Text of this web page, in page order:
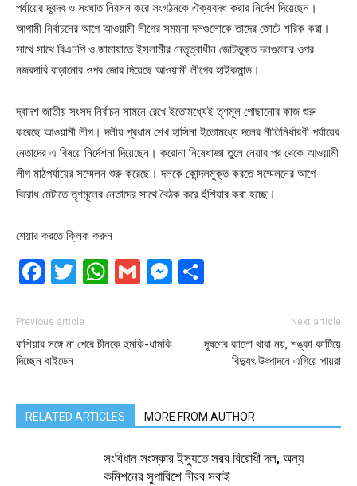
পর্যায়ের দ্বন্দ্ব ও সংঘাত নিরসন করে সংগঠনকে ঐক্যবদ্ধ করার নির্দেশ দিয়েছেন।
আগামী নির্বাচনের আগে আওয়ামী লীগের সমমনা দলগুলোকে তাদের জোটে শরিক করা।
সাথে সাথে বিএনপি ও জামায়াতে ইসলামীর নেতৃত্বাধীন জোটভুক্ত দলগুলোর ওপর
নজরদারি বাড়ানোর ওপর জোর দিয়েছে আওয়ামী লীগের হাইকমান্ড।
দ্বাদশ জাতীয় সংসদ নির্বাচন সামনে রেখে ইতোমধ্যেই তৃণমূল গোছানোর কাজ শুরু
করেছে আওয়ামী লীগ। দলীয় প্রধান শেখ হাসিনা ইতোমধ্যে দলের নীতিনির্ধারণী পর্যায়ের
নেতাদের এ বিষয়ে নির্দেশনা দিয়েছেন। করোনা নিষেধাজ্ঞা তুলে নেয়ার পর থেকে আওয়ামী
লীগ মাঠপর্যায়ের সম্মেলন শুরু করেছে। দলকে কোন্দলমুক্ত করতে সম্মেলনের আগে
বিরোধ মেটাতে তৃণমূলের নেতাদের সাথে বৈঠক করে হুঁশিয়ার করা হচ্ছে।
শেয়ার করতে ক্লিক করুন
Facebook
Twitter
WhatsApp
GmailMessenger
Previous article
রাশিয়ার সঙ্গে না পেরে চীনকে হুমকি-ধামকি
দিচ্ছেন বাইডেন
Next article
দূষণের কালো থাবা নয়, শঙ্কা কাটিয়ে
বিদ্যুৎ উৎপাদনে এগিয়ে পায়রা
RELATED ARTICLES MORE FROM AUTHOR
সংবিধান সংস্কার ইস্যুতে সরব বিরোধী দল, অন্য
কমিশনের সুপারিশে নীরব সবাই